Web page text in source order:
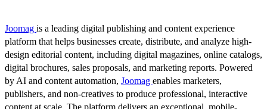
Joomag is a leading digital publishing and content experience
platform that helps businesses create, distribute, and analyze high-
design editorial content, including digital magazines, online catalogs,
digital brochures, sales proposals, and marketing reports. Powered
by AI and content automation, Joomag enables marketers,
publishers, and non-creatives to produce professional, interactive
content at scale. The platform delivers an exceptional, mobile-